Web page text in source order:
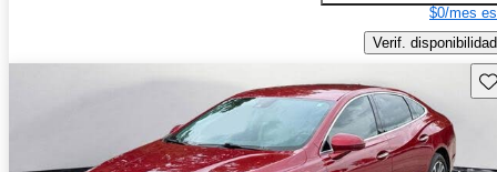
$0/mes
Verif. disponibilidad